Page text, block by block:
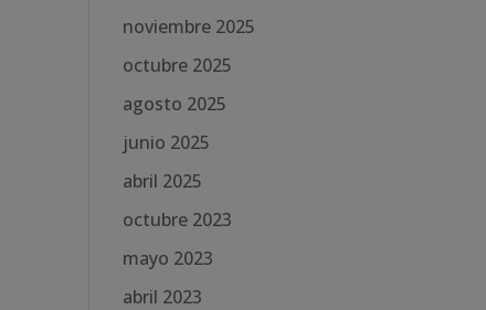
noviembre 2025
octubre 2025
agosto 2025
junio 2025
abril 2025
octubre 2023
mayo 2023
abril 2023